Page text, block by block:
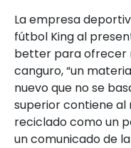
La empresa
fútbol King al
better para ofrecer
canguro, “un
nuevo que no se
superior contiene al
reciclado como un
un comunicado de